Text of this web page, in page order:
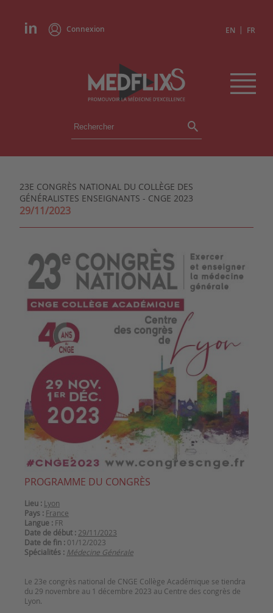
Connexion EN | FR
ÉVÉNEMENTS
INSTITUTIONS
CONGRÈS EN RÉSUMÉ
23E CONGRÈS NATIONAL DU COLLÈGE DES
GÉNÉRALISTES ENSEIGNANTS - CNGE 2023
29/11/2023
PROGRAMME DU CONGRÈS
Lieu : Lyon
Pays : France
Langue : FR
Date de début : 29/11/2023
Date de fin : 01/12/2023
Spécialités : Médecine Générale
Le 23e congrès national de CNGE Collège Académique se tiendra
du 29 novembre au 1 décembre 2023 au Centre des congrès de